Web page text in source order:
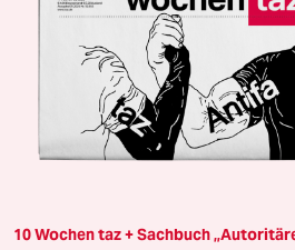
10 Wochen taz + Sachbuch